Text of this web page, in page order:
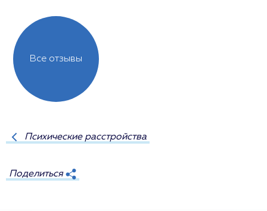
Все отзывы
Психические расстройства
Поделиться